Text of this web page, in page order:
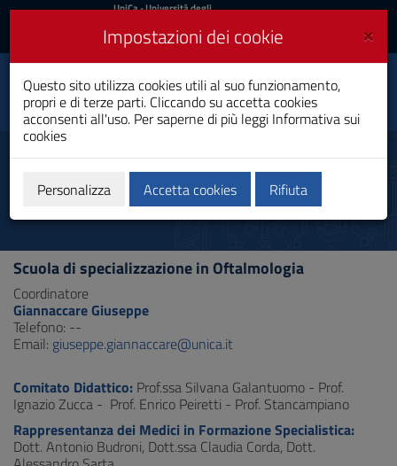
Vai
al
navigazione
sito
Vai
al
Footer
UniCa
Accedi
UniCa- Università degli
Accedi UniCA News
Toggle
navigation
Dipartimento di Scienze
Chirurgiche
Scuola di Oftalmologia
Scuola di specializzazione in Oftalmologia
Coordinatore
Giannaccare Giuseppe
Telefono: --
Email: giuseppe.giannaccare@unica.it
Comitato Didattico: Prof.ssa Silvana Galantuomo - Prof.
Ignazio Zucca - Prof. Enrico Peiretti - Prof. Stancampiano
Rappresentanza dei Medici in Formazione Specialistica:
Dott. Antonio Budroni, Dott.ssa Claudia Corda, Dott.
×
Impostazioni dei cookie
Questo sito utilizza cookies utili al suo funzionamento,
propri e di terze parti. Cliccando su accetta cookies
acconsenti all'uso. Per saperne di più leggi Informativa sui
cookies
Personalizza Accetta cookies Rifiuta